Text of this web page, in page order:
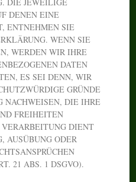
DENEN EINE
ENTNEHMEN SIE
WENN SIE
WERDEN WIR IHRE
DATEN
ES SEI DENN, WIR
GRÜNDE
NACHWEISEN, DIE IHRE
FREIHEITEN
DIENT
AUSÜBUNG ODER
21 ABS. 1 DSGVO).